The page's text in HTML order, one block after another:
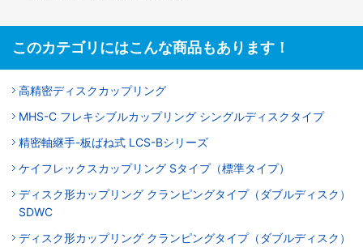
このカテゴリにはこんな商品もあります！
高精密ディスクカップリング
MHS-C フレキシブルカップリング シングルディスクタイプ
精密軸継手-板ばね式 LCS-Bシリーズ
ケイフレックスカップリング Sタイプ（標準タイプ）
ディスク形カップリング クランピングタイプ（ダブルディスク）
SDWC
ディスク形カップリング クランピングタイプ（ダブルディスク）